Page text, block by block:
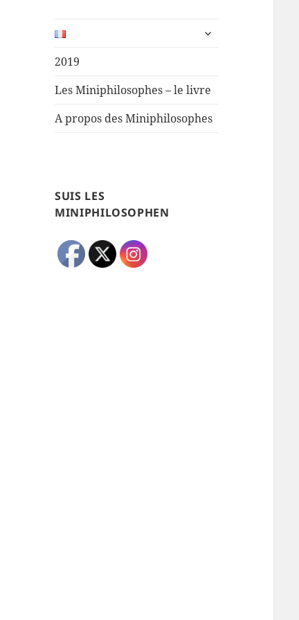
ouvrir
2019
Les Miniphilosophes – le livre
A propos des Miniphilosophes
SUIS LES
MINIPHILOSOPHEN